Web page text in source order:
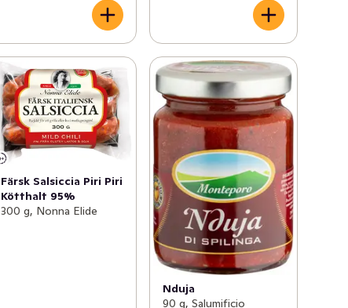
Färsk Salsiccia Piri Piri
Kötthalt 95%
300 g, Nonna Elide
Nduja
90 g, Salumificio